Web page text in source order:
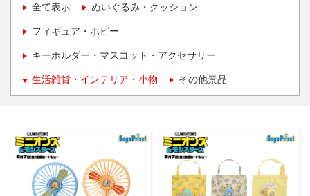
全て表示 ぬいぐるみ・クッション
フィギュア・ホビー
キーホルダー・マスコット・アクセサリー
生活雑貨・インテリア・小物 その他景品